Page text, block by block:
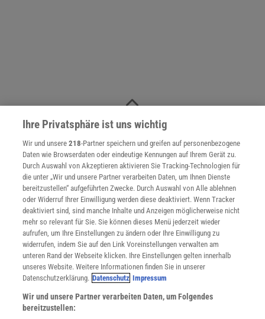
NACH OBEN
Für Sie im Spektrum-Shop und am Kiosk:
WEITERE NEUERSCHEINUNGEN SPEKTRUM SHOP
Spektrum
Ihre Privatsphäre ist uns wichtig
Wir und unsere218-Partner speichern und greifen auf personenbezogene
Daten wie Browserdaten oder eindeutige Kennungen auf Ihrem Gerät zu.
Durch Auswahl von Akzeptieren aktivieren Sie Tracking-Technologien für
die unter „Wir und unsere Partner verarbeiten Daten, um Ihnen Dienste
bereitzustellen“ aufgeführten Zwecke. Durch Auswahl von Alle ablehnen
oder Widerruf Ihrer Einwilligung werden diese deaktiviert. Wenn Tracker
deaktiviert sind, sind manche Inhalte und Anzeigen möglicherweise nicht
mehr so relevant für Sie. Sie können dieses Menü jederzeit wieder
aufrufen, um Ihre Einstellungen zu ändern oder Ihre Einwilligung zu
widerrufen, indem Sie auf den Link Voreinstellungen verwalten am
unteren Rand der Webseite klicken. Ihre Einstellungen gelten innerhalb
unseres Website. Weitere Informationen finden Sie in unserer
Datenschutzerklärung. Datenschutz Impressum
Wir und unsere Partner verarbeiten Daten, um Folgendes
bereitzustellen: